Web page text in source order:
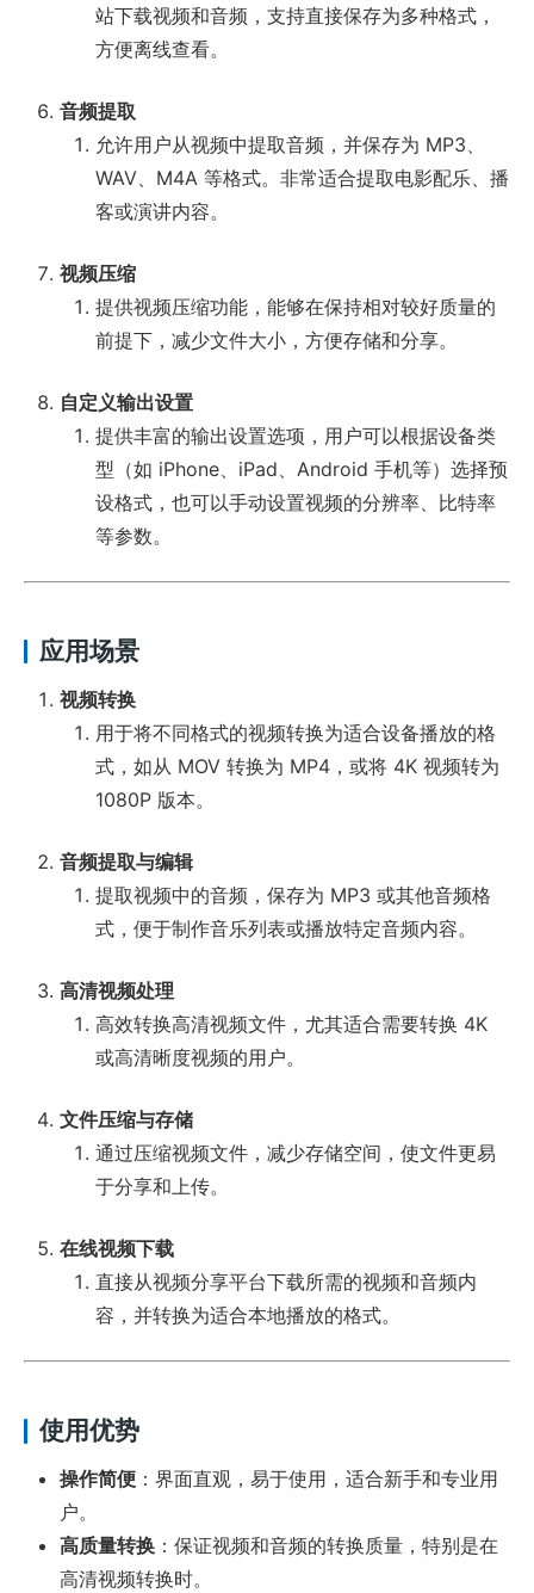
站下载视频和音频，支持直接保存为多种格式，
方便离线查看。
音频提取
允许用户从视频中提取音频，并保存为 MP3、
WAV、M4A 等格式。非常适合提取电影配乐、播
客或演讲内容。
视频压缩
提供视频压缩功能，能够在保持相对较好质量的
前提下，减少文件大小，方便存储和分享。
自定义输出设置
提供丰富的输出设置选项，用户可以根据设备类
型（如 iPhone、iPad、Android 手机等）选择预
设格式，也可以手动设置视频的分辨率、比特率
等参数。
应用场景
视频转换
用于将不同格式的视频转换为适合设备播放的格
式，如从 MOV 转换为 MP4，或将 4K 视频转为
1080P 版本。
音频提取与编辑
提取视频中的音频，保存为 MP3 或其他音频格
式，便于制作音乐列表或播放特定音频内容。
高清视频处理
高效转换高清视频文件，尤其适合需要转换 4K
或高清晰度视频的用户。
文件压缩与存储
通过压缩视频文件，减少存储空间，使文件更易
于分享和上传。
在线视频下载
直接从视频分享平台下载所需的视频和音频内
容，并转换为适合本地播放的格式。
使用优势
操作简便 ：界面直观，易于使用，适合新手和专业用
户。
高质量转换 ：保证视频和音频的转换质量，特别是在
高清视频转换时。